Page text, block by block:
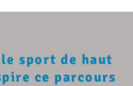
sport de haut
ce parcours